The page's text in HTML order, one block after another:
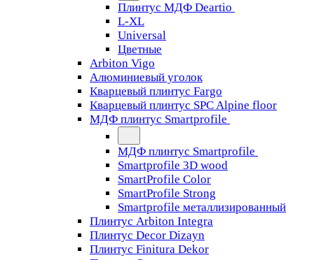
Плинтус МДФ Deartio
L-XL
Universal
Цветные
Arbiton Vigo
Алюминиевый уголок
Кварцевый плинтус Fargo
Кварцевый плинтус SPC Alpine floor
МДФ плинтус Smartprofile
МДФ плинтус Smartprofile
Smartprofile 3D wood
SmartProfile Color
SmartProfile Strong
Smartprofile металлизированный
Плинтус Arbiton Integra
Плинтус Decor Dizayn
Плинтус Finitura Dekor